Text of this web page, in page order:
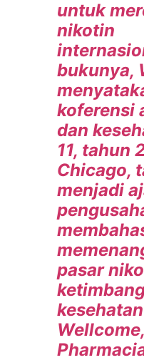
untuk
nikotin
bukunya,
koferensi
dan
11, tahun
Chicago,
menjadi
pasar